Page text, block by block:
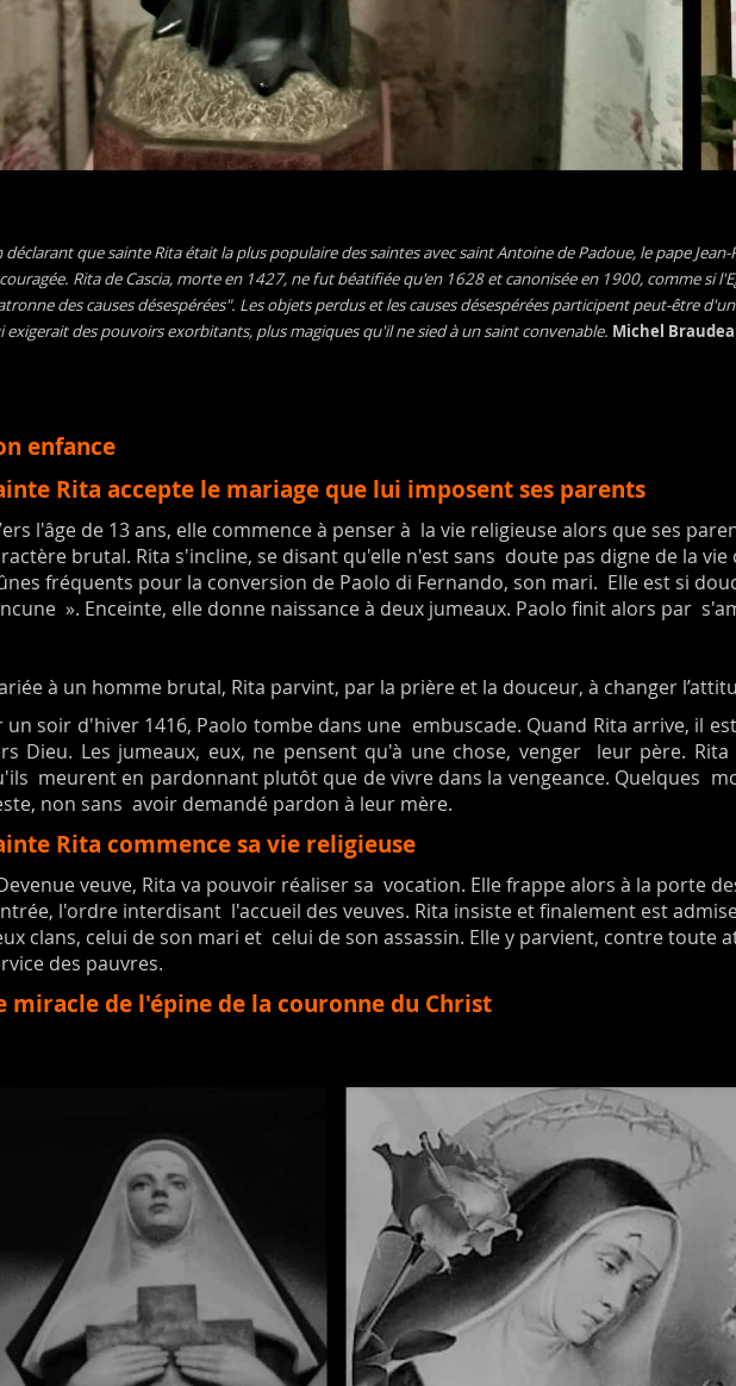
déclarant que sainte Rita était la plus populaire des saintes avec saint Antoine de Padoue, le pape
Rita de Cascia, morte en 1427, ne fut béatifiée qu'en 1628 et canonisée en 1900, comme si
des causes désespérées". Les objets perdus et les causes désespérées participent peut-être
exigerait des pouvoirs exorbitants, plus magiques qu'il ne sied à un saint convenable. Michel
enfance
Rita accepte le mariage que lui imposent ses parents
l'âge de 13 ans, elle commence à penser à la vie religieuse alors que ses
brutal. Rita s'incline, se disant qu'elle n'est sans doute pas digne de la
fréquents pour la conversion de Paolo di Fernando, son mari. Elle est si
». Enceinte, elle donne naissance à deux jumeaux. Paolo finit alors par
à un homme brutal, Rita parvint, par la prière et la douceur, à changer
un soir d'hiver 1416, Paolo tombe dans une embuscade. Quand Rita arrive, il
Dieu. Les jumeaux, eux, ne pensent qu'à une chose, venger leur père.
meurent en pardonnant plutôt que de vivre dans la vengeance. Quelques
non sans avoir demandé pardon à leur mère.
Rita commence sa vie religieuse
veuve, Rita va pouvoir réaliser sa vocation. Elle frappe alors à la porte
l'ordre interdisant l'accueil des veuves. Rita insiste et finalement est
clans, celui de son mari et celui de son assassin. Elle y parvient, contre toute
des pauvres.
miracle de l'épine de la couronne du Christ